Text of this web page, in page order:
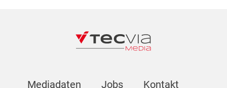
Mediadaten Jobs Kontakt